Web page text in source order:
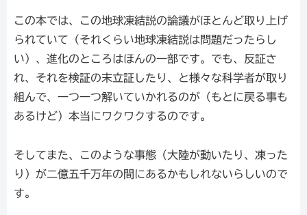
この本では、この地球凍結説の論議がほとんど取り上げ
られていて（それくらい地球凍結説は問題だったらし
い）、進化のところはほんの一部です。でも、反証さ
れ、それを検証の末立証したり、と様々な科学者が取り
組んで、一つ一つ解いていかれるのが（もとに戻る事も
あるけど）本当にワクワクするのです。
そしてまた、このような事態（大陸が動いたり、凍った
り）が二億五千万年の間にあるかもしれないらしいので
す。